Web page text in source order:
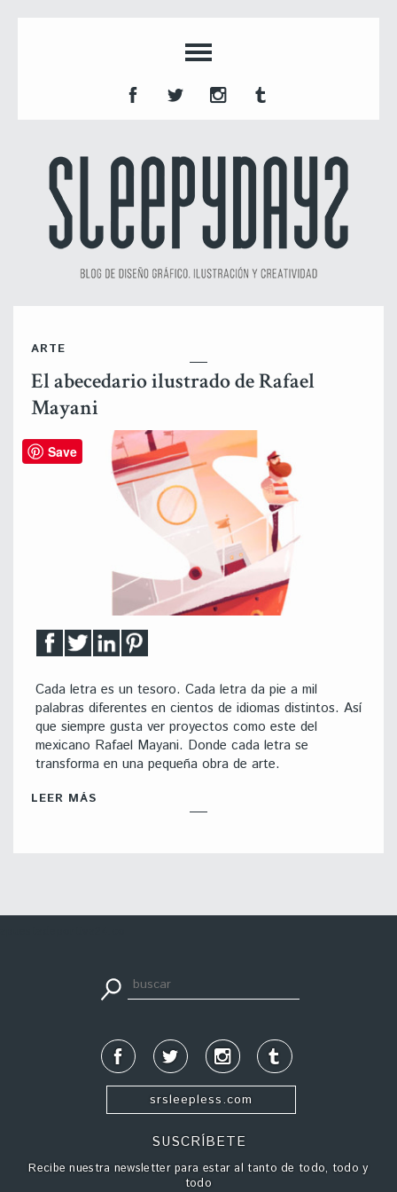
ARTE
El abecedario ilustrado de Rafael
Mayani
Cada letra es un tesoro. Cada letra da pie a mil
palabras diferentes en cientos de idiomas distintos. Así
que siempre gusta ver proyectos como este del
mexicano Rafael Mayani. Donde cada letra se
transforma en una pequeña obra de arte.
LEER MÁS
srsleepless.com
SUSCRÍBETE
Recibe nuestra newsletter para estar al tanto de todo, todo y
todo
Save